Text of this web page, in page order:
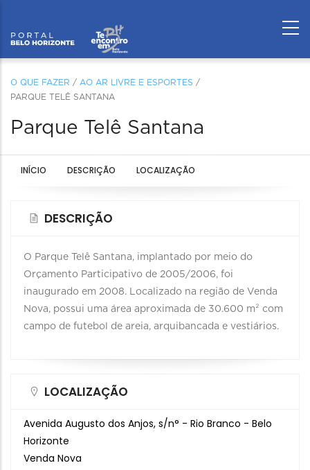
O QUE FAZER / AO AR LIVRE E ESPORTES /
PARQUE TELÊ SANTANA
Parque Telê Santana
INÍCIO DESCRIÇÃO LOCALIZAÇÃO
DESCRIÇÃO
O Parque Telê Santana, implantado por meio do
Orçamento Participativo de 2005/2006, foi
inaugurado em 2008. Localizado na região de Venda
Nova, possui uma área aproximada de 30.600 m² com
campo de futebol de areia, arquibancada e vestiários.
LOCALIZAÇÃO
Avenida Augusto dos Anjos, s/n° - Rio Branco - Belo
Horizonte
Venda Nova